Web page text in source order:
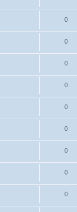
0
0
0
0
0
0
0
0
0